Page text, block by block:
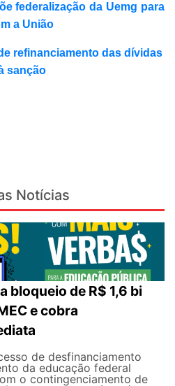
federalização da Uemg para
a União
refinanciamento das dívidas
sanção
Notícias
bloqueio de R$ 1,6 bi
e cobra
de desfinanciamento
da educação federal
o contingenciamento de